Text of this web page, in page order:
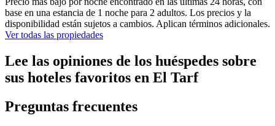
base en una estancia de 1 noche para 2 adultos. Los precios y la
disponibilidad están sujetos a cambios. Aplican términos adicionales.
Ver todas las propiedades
Lee las opiniones de los huéspedes sobre
sus hoteles favoritos en El Tarf
Preguntas frecuentes